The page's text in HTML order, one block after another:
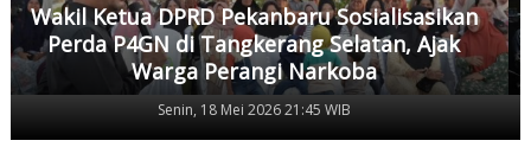
Wakil Ketua DPRD Pekanbaru Sosialisasikan
Perda P4GN di Tangkerang Selatan, Ajak
Warga Perangi Narkoba
Senin, 18 Mei 2026 21:45 WIB